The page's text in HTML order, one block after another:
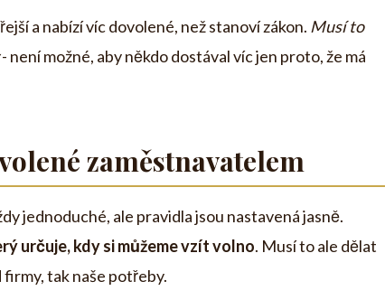
a nabízí víc dovolené, než stanoví zákon. Musí to
- není možné, aby někdo dostával víc jen proto, že má
zaměstnavatelem
jednoduché, ale pravidla jsou nastavená jasně.
určuje, kdy si můžeme vzít volno. Musí to ale dělat
firmy, tak naše potřeby.